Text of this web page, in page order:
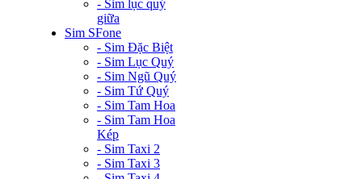
- Sim lục quý
giữa
Sim SFone
- Sim Đặc Biệt
- Sim Lục Quý
- Sim Ngũ Quý
- Sim Tứ Quý
- Sim Tam Hoa
- Sim Tam Hoa
Kép
- Sim Taxi 2
- Sim Taxi 3